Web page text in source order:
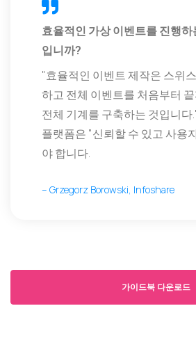
효율적인 가상 이벤트를 진행하
입니까?
"효율적인 이벤트 제작은 스위
하고 전체 이벤트를 처음부터
전체 기계를 구축하는 것입니다
플랫폼은 "신뢰할 수 있고 사용
야 합니다.
– Grzegorz Borowski, Infoshare
가이드북 다운로드